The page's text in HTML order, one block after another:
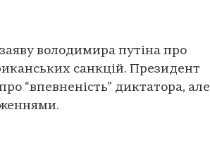
володимира путіна про
санкцій. Президент
“впевненість” диктатора, але